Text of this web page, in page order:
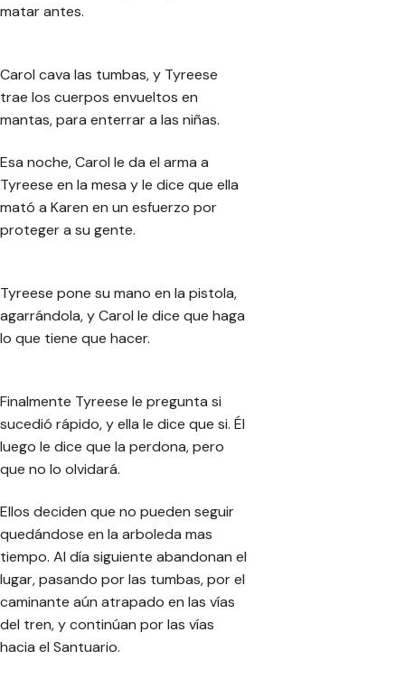
matar antes.
Carol cava las tumbas, y Tyreese
trae los cuerpos envueltos en
mantas, para enterrar a las niñas.
Esa noche, Carol le da el arma a
Tyreese en la mesa y le dice que ella
mató a Karen en un esfuerzo por
proteger a su gente.
Tyreese pone su mano en la pistola,
agarrándola, y Carol le dice que haga
lo que tiene que hacer.
Finalmente Tyreese le pregunta si
sucedió rápido, y ella le dice que si. Él
luego le dice que la perdona, pero
que no lo olvidará.
Ellos deciden que no pueden seguir
quedándose en la arboleda mas
tiempo. Al día siguiente abandonan el
lugar, pasando por las tumbas, por el
caminante aún atrapado en las vías
del tren, y continúan por las vías
hacia el Santuario.